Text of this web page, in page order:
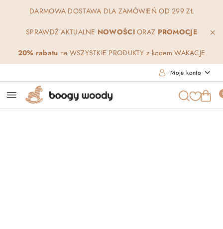
Przejdź do treści głównej
Przejdź do wyszukiwarki
Przejdź do moje konto
Przejdź do menu głównego
Przejdź do opisu produktu
Przejdź do stopki
DARMOWA DOSTAWA DLA ZAMÓWIEŃ OD 299 ZŁ
SPRAWDŹ AKTUALNE NOWOŚCIORAZ PROMOCJE
20% rabatu na WSZYSTKIE PRODUKTY z kodem WAKACJE
Moje konto